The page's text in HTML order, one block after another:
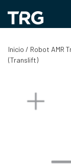
contenido
Inicio / Robot AMR
(Translift)